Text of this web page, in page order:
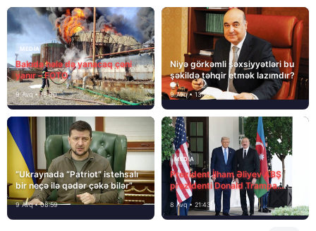
MEDİA
Bakıda hələ də yanacaq çəni
yanır – FOTO
9 Avq • 18:00
Niyə görkəmli şəxsiyyətləri bu
şəkildə təhqir etmək lazımdır?
9 Avq • 13:16
“Ukraynada “Patriot” istehsalı
bir neçə ilə qədər çəkə bilər”
9 Avq • 08:59
MEDİA
Prezident İlham Əliyev ABŞ
prezidenti Donald Trampa
məktubunda yazıb ki…
8 Avq • 21:43